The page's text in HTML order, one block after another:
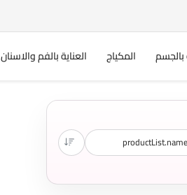
بالجسم المكياج العناية بالفم والاسنان